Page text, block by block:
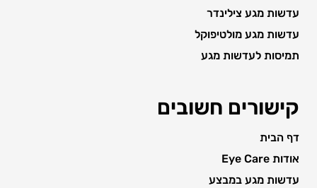
עדשות מגע צילינדר
עדשות מגע מולטיפוקל
תמיסות לעדשות מגע
קישורים חשובים
דף הבית
אודות Eye Care
עדשות מגע במבצע